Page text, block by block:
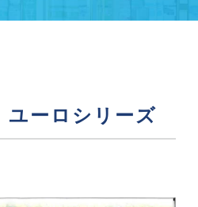
ーロシリーズ